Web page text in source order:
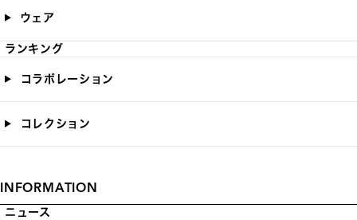
ウェア
ランキング
コラボレーション
コレクション
INFORMATION
ニュース